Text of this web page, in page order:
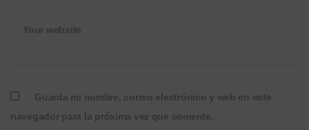
Your website
Guarda mi nombre, correo electrónico y web en este
navegador para la próxima vez que comente.